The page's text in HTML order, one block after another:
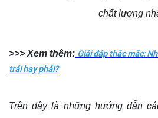
chất lượng
>>> Xem thêm: Giải đáp thắc mắc:
trái hay phải?
Trên đây là những hướng dẫn